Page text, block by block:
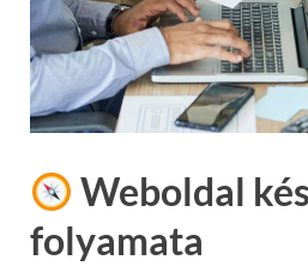
Weboldal
folyamata